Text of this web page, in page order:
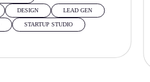
DESIGN LEAD GEN
STARTUP STUDIO